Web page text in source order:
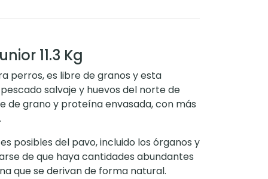
11.3 Kg
perros, es libre de granos y esta
salvaje y huevos del norte de
de grano y proteína envasada, con más
posibles del pavo, incluido los órganos y
de que haya cantidades abundantes
que se derivan de forma natural.